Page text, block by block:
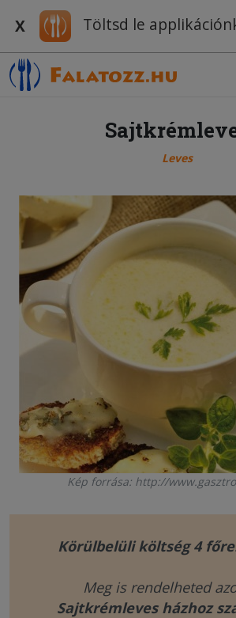
X Töltsd le
Leves
Kép forrása: http://
Körülbelüli költség 4
Meg is rendelheted
Sajtkrémleves házhoz